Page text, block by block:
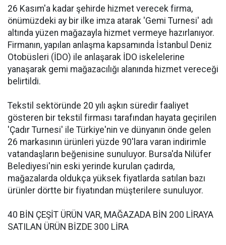
26 Kasım'a kadar şehirde hizmet verecek firma,
önümüzdeki ay bir ilke imza atarak 'Gemi Turnesi' adı
altında yüzen mağazayla hizmet vermeye hazırlanıyor.
Firmanın, yapılan anlaşma kapsamında İstanbul Deniz
Otobüsleri (İDO) ile anlaşarak İDO iskelelerine
yanaşarak gemi mağazacılığı alanında hizmet vereceği
belirtildi.
Tekstil sektöründe 20 yılı aşkın süredir faaliyet
gösteren bir tekstil firması tarafından hayata geçirilen
'Çadır Turnesi' ile Türkiye'nin ve dünyanın önde gelen
26 markasının ürünleri yüzde 90'lara varan indirimle
vatandaşların beğenisine sunuluyor. Bursa'da Nilüfer
Belediyesi'nin eski yerinde kurulan çadırda,
mağazalarda oldukça yüksek fiyatlarda satılan bazı
ürünler dörtte bir fiyatından müşterilere sunuluyor.
40 BİN ÇEŞİT ÜRÜN VAR, MAĞAZADA BİN 200 LİRAYA
SATILAN ÜRÜN BİZDE 300 LİRA